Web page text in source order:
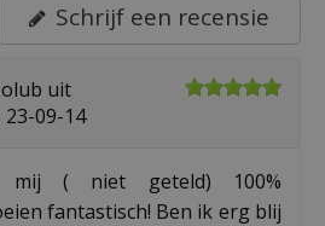
Schrijf een recensie
uit
23-09-14
mij ( niet geteld) 100%
fantastisch! Ben ik erg blij